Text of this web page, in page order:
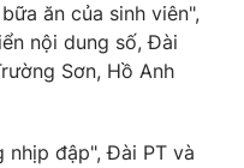
ăn của sinh viên",
nội dung số, Đài
Sơn, Hồ Anh
nhịp đập", Đài PT và